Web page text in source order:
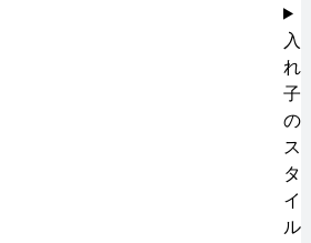
入
れ
子
の
ス
タ
イ
ル